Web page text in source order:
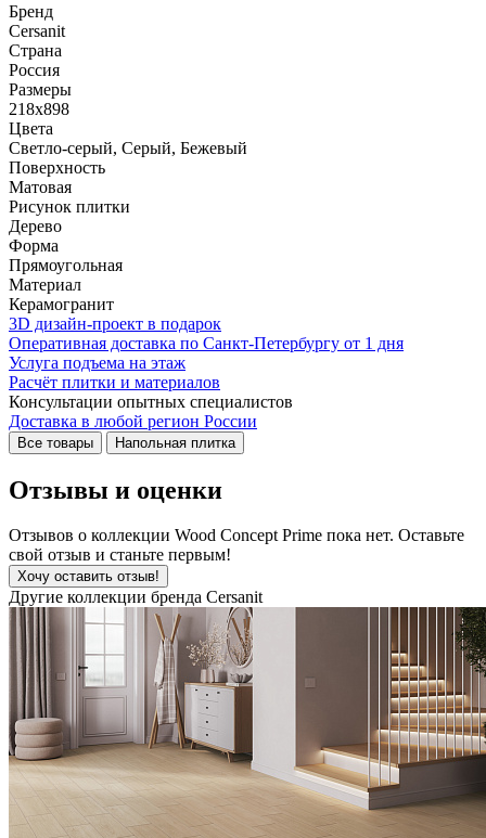
Бренд
Cersanit
Страна
Россия
Размеры
218x898
Цвета
Светло-серый, Серый, Бежевый
Поверхность
Матовая
Рисунок плитки
Дерево
Форма
Прямоугольная
Материал
Керамогранит
3D дизайн-проект в подарок
Оперативная доставка по Санкт-Петербургу от 1 дня
Услуга подъема на этаж
Расчёт плитки и материалов
Консультации опытных специалистов
Доставка в любой регион России
Все товары Напольная плитка
Отзывы и оценки
Отзывов о коллекции Wood Concept Prime пока нет. Оставьте
свой отзыв и станьте первым!
Хочу оставить отзыв!
Другие коллекции бренда Cersanit